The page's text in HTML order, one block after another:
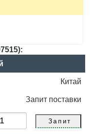
Китай
Запит поставки